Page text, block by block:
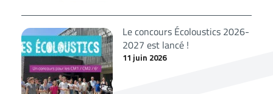
Le concours Écoloustics 2026-
2027 est lancé !
11 juin 2026